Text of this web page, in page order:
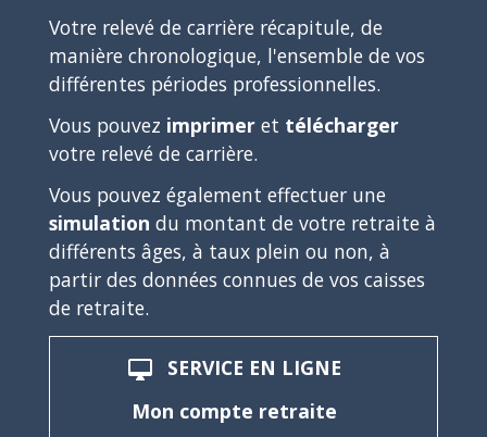
Votre relevé de carrière récapitule, de
manière chronologique, l'ensemble de vos
différentes périodes professionnelles.
Vous pouvez imprimer et télécharger
votre relevé de carrière.
Vous pouvez également effectuer une
simulation du montant de votre retraite à
différents âges, à taux plein ou non, à
partir des données connues de vos caisses
de retraite.
desktop_mac
SERVICE EN LIGNE
Mon compte retraite